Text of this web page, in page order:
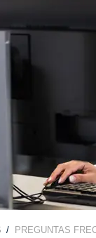
PREGUNTAS